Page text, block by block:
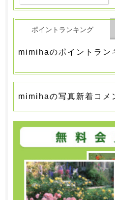
ポイントランキング
mimihaのポイントラン
mimihaの写真新着コメ